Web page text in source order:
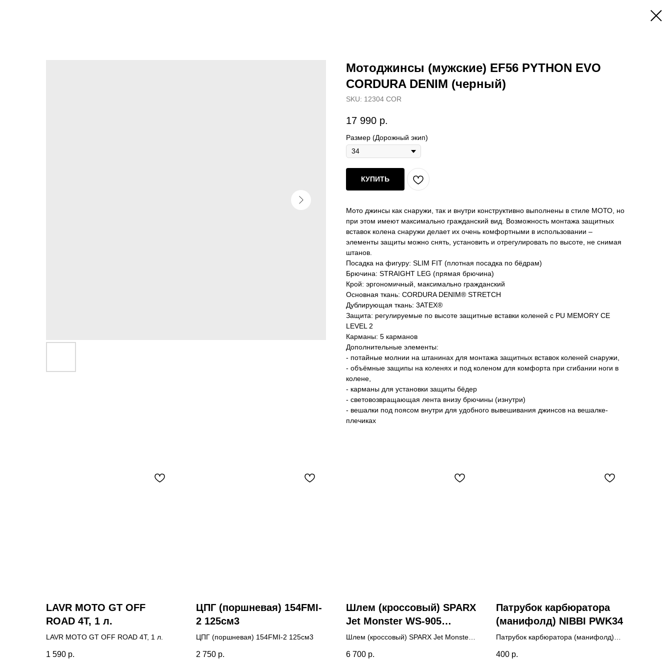
Мотоджинсы (мужские) EF56 PYTHON EVO
CORDURA DENIM (черный)
SKU: 12304 COR
17 990 р.
Размер (Дорожный экип)
КУПИТЬ
Мото джинсы как снаружи, так и внутри конструктивно выполнены в стиле МОТО, но
при этом имеют максимально гражданский вид. Возможность монтажа защитных
вставок колена снаружи делает их очень комфортными в использовании –
элементы защиты можно снять, установить и отрегулировать по высоте, не снимая
штанов.
Посадка на фигуру: SLIM FIT (плотная посадка по бёдрам)
Брючина: STRAIGHT LEG (прямая брючина)
Крой: эргономичный, максимально гражданский
Основная ткань: CORDURA DENIM® STRETCH
Дублирующая ткань: 3ATEX®
Защита: регулируемые по высоте защитные вставки коленей с PU MEMORY CE
LEVEL 2
Карманы: 5 карманов
Дополнительные элементы:
- потайные молнии на штанинах для монтажа защитных вставок коленей снаружи,
- объёмные защипы на коленях и под коленом для комфорта при сгибании ноги в
колене,
- карманы для установки защиты бёдер
- световозвращающая лента внизу брючины (изнутри)
- вешалки под поясом внутри для удобного вывешивания джинсов на вешалке-
плечиках
LAVR MOTO GT OFF
ROAD 4T, 1 л.
LAVR MOTO GT OFF ROAD 4T, 1 л.
1 590 р.
ЦПГ (поршневая) 154FMI-
2 125см3
ЦПГ (поршневая) 154FMI-2 125см3
2 750 р.
Шлем (кроссовый) SPARX
Jet Monster WS-905
(белый
Шлем (кроссовый) SPARX Jet Monster
6 700 р.
Патрубок карбюратора
(манифолд) NIBBI PWK34
Патрубок карбюратора (манифолд)
400 р.